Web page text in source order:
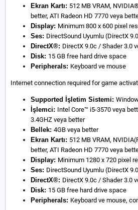
Ekran Kartı: 512 MB VRAM,
better, ATI Radeon HD 7770 veya
Display: Minimum 800 x 600 pixel
Ses: DirectSound Uyumlu (DirectX
DirectX®: DirectX 9.0c / Shader 3.0
Disk: 15 GB free hard drive space
Peripherals: Keyboard ve mouse
Internet connection required for game
Supported İşletim Sistemi:
İşlemci: Intel Core™ i5-3570 veya
3.4GHZ veya better
Bellek: 4GB veya better
Ekran Kartı: 512 MB VRAM,
better, ATI Radeon HD 7770 veya
Display: Minimum 1280 x 720 pixel
Ses: DirectSound Uyumlu (DirectX
DirectX®: DirectX 9.0c / Shader 3.0
Disk: 15 GB free hard drive space
Peripherals: Keyboard ve mouse,